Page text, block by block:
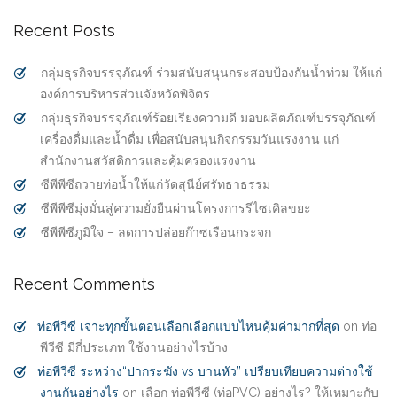
Recent Posts
กลุ่มธุรกิจบรรจุภัณฑ์ ร่วมสนับสนุนกระสอบป้องกันน้ำท่วม ให้แก่
องค์การบริหารส่วนจังหวัดพิจิตร
กลุ่มธุรกิจบรรจุภัณฑ์ร้อยเรียงความดี มอบผลิตภัณฑ์บรรจุภัณฑ์
เครื่องดื่มและน้ำดื่ม เพื่อสนับสนุนกิจกรรมวันแรงงาน แก่
สำนักงานสวัสดิการและคุ้มครองแรงงาน
ซีพีพีซีถวายท่อน้ำให้แก่วัดสุนีย์ศรัทธาธรรม
ซีพีพีซีมุ่งมั่นสู่ความยั่งยืนผ่านโครงการรีไซเคิลขยะ
ซีพีพีซีภูมิใจ – ลดการปล่อยก๊าซเรือนกระจก
Recent Comments
ท่อพีวีซี เจาะทุกขั้นตอนเลือกเลือกแบบไหนคุ้มค่ามากที่สุด on ท่อ
พีวีซี มีกี่ประเภท ใช้งานอย่างไรบ้าง
ท่อพีวีซี ระหว่าง“ปากระฆัง vs บานหัว” เปรียบเทียบความต่างใช้
งานกันอย่างไร on เลือก ท่อพีวีซี (ท่อPVC) อย่างไร? ให้เหมาะกับ